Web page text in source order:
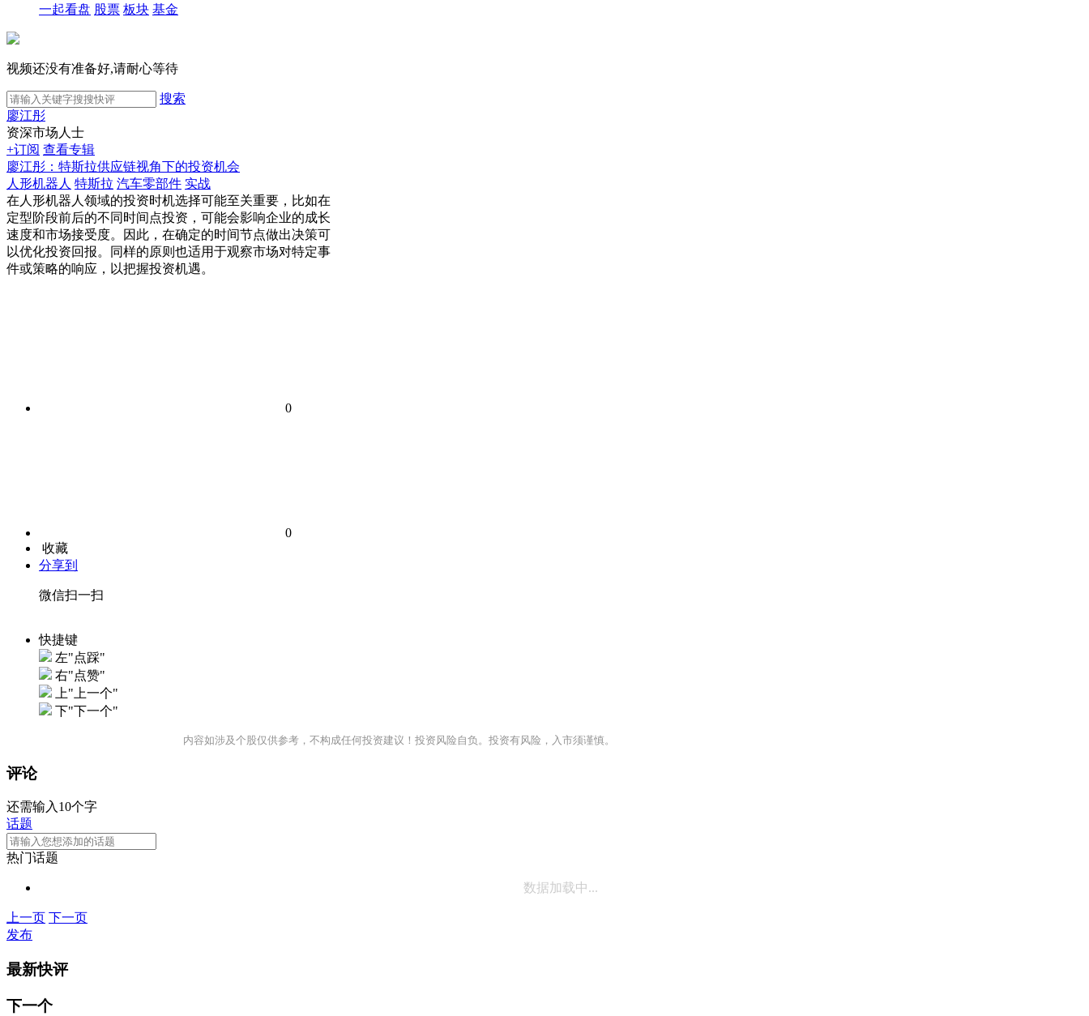
一起看盘 股票 板块 基金
视频还没有准备好,请耐心等待
搜索
廖江彤
资深市场人士
+订阅 查看专辑
廖江彤：特斯拉供应链视角下的投资机会
人形机器人 特斯拉 汽车零部件 实战
在人形机器人领域的投资时机选择可能至关重要，比如在
定型阶段前后的不同时间点投资，可能会影响企业的成长
速度和市场接受度。因此，在确定的时间节点做出决策可
以优化投资回报。同样的原则也适用于观察市场对特定事
件或策略的响应，以把握投资机遇。
0
0
收藏
分享到
微信扫一扫
快捷键
左"点踩"
右"点赞"
上"上一个"
下"下一个"
内容如涉及个股仅供参考，不构成任何投资建议！投资风险自负。投资有风险，入市须谨慎。
评论
还需输入10个字
话题
热门话题
数据加载中...
上一页 下一页
发布
最新快评
下一个